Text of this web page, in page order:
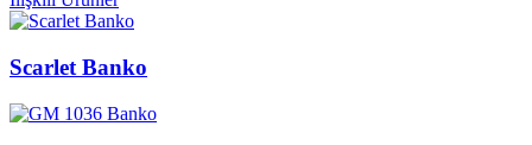
Scarlet Banko